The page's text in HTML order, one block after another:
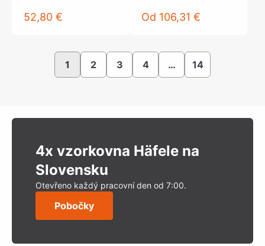
52,80 € Od 106,31 €
1 2 3 4 … 14
4x vzorkovna Häfele na
Slovensku
Otevřeno každý pracovní den od 7:00.
Pobočky